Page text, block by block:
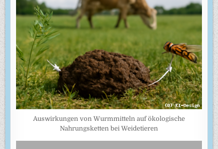
Auswirkungen von Wurmmitteln auf ökologische
Nahrungsketten bei Weidetieren